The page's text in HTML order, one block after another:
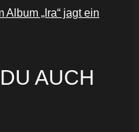
„Ira“ jagt ein
AUCH